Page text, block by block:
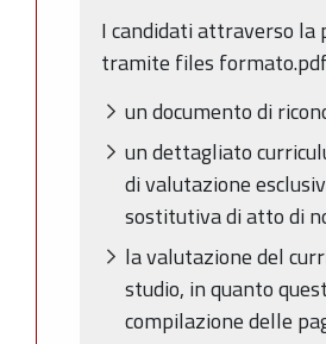
I candidati attraverso la
tramite files
un documento di
un dettagliato
di valutazione
sostitutiva di atto di
la valutazione del
studio, in quanto
compilazione delle